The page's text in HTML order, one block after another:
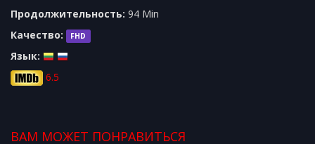
Продолжительность: 94 Min
Качество:
FHD
Язык:
6.5
ВАМ МОЖЕТ ПОНРАВИТЬСЯ